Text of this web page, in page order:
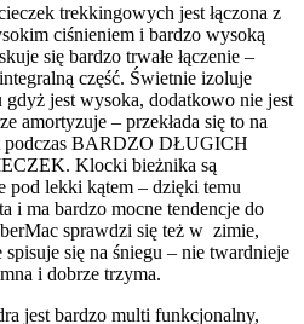
trekkingowych jest łączona z
ciśnieniem i bardzo wysoką
się bardzo trwałe łączenie –
część. Świetnie izoluje
gdyż jest wysoka, dodatkowo nie jest
amortyzuje – przekłada się to na
podczas BARDZO DŁUGICH
Klocki bieżnika są
pod lekki kątem – dzięki temu
i ma bardzo mocne tendencje do
sprawdzi się też w zimie,
się na śniegu – nie twardnieje
i dobrze trzyma.
jest bardzo multi funkcjonalny,